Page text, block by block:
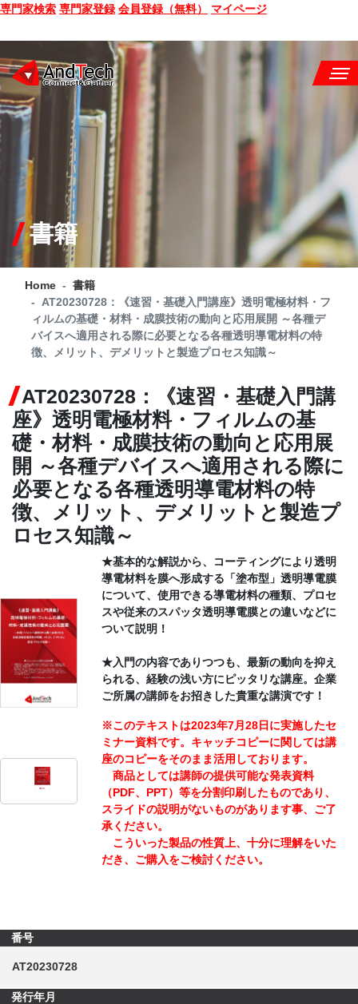
専門家検索 専門家登録 会員登録（無料） マイページ
SEMINAR
BOOK
CONSULTING
SERVICE
COMPANY
Q&A
SITE MAP
CONTACT
書籍
Home
書籍
AT20230728：《速習・基礎入門講座》透明電極材料・フ
ィルムの基礎・材料・成膜技術の動向と応用展開 ～各種デ
バイスへ適用される際に必要となる各種透明導電材料の特
徴、メリット、デメリットと製造プロセス知識～
AT20230728：《速習・基礎入門講
座》透明電極材料・フィルムの基
礎・材料・成膜技術の動向と応用展
開 ～各種デバイスへ適用される際に
必要となる各種透明導電材料の特
徴、メリット、デメリットと製造プ
ロセス知識～
★基本的な解説から、コーティングにより透明
導電材料を膜へ形成する「塗布型」透明導電膜
について、使用できる導電材料の種類、プロセ
スや従来のスパッタ透明導電膜との違いなどに
ついて説明！
★入門の内容でありつつも、最新の動向を抑え
られる、経験の浅い方にピッタリな講座。企業
ご所属の講師をお招きした貴重な講演です！
※このテキストは2023年7月28日に実施したセ
ミナー資料です。キャッチコピーに関しては講
座のコピーをそのまま活用しております。
商品としては講師の提供可能な発表資料
（PDF、PPT）等を分割印刷したものであり、
スライドの説明がないものがあります事、ご了
承ください。
こういった製品の性質上、十分に理解をいた
だき、ご購入をご検討ください。
番号
AT20230728
発行年月